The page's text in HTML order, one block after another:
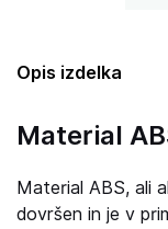
Opis izdelka
Material
Material ABS, ali
dovršen in je v